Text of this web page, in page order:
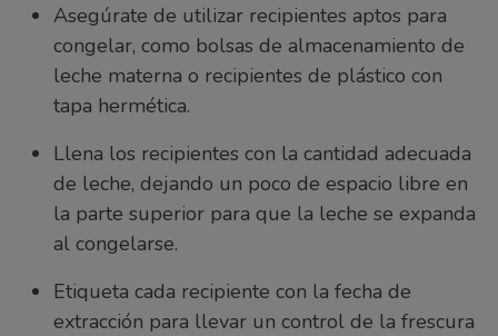
Asegúrate de utilizar recipientes aptos para
congelar, como bolsas de almacenamiento de
leche materna o recipientes de plástico con
tapa hermética.
Llena los recipientes con la cantidad adecuada
de leche, dejando un poco de espacio libre en
la parte superior para que la leche se expanda
al congelarse.
Etiqueta cada recipiente con la fecha de
extracción para llevar un control de la frescura